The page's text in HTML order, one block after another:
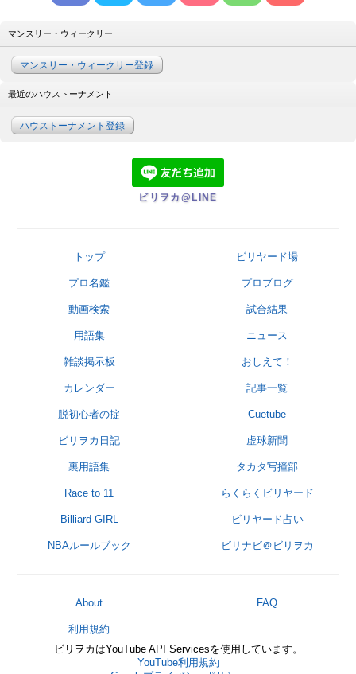
マンスリー・ウィークリー
マンスリー・ウィークリー登録
最近のハウストーナメント
ハウストーナメント登録
ビリヲカ@LINE
トップ ビリヤード場
プロ名鑑 プロブログ
動画検索 試合結果
用語集 ニュース
雑談掲示板 おしえて！
カレンダー 記事一覧
脱初心者の掟 Cuetube
ビリヲカ日記 虚球新聞
裏用語集 タカタ写撞部
Race to 11 らくらくビリヤード
Billiard GIRL ビリヤード占い
NBAルールブック ビリナビ＠ビリヲカ
About FAQ
利用規約
ビリヲカはYouTube API Servicesを使用しています。
YouTube利用規約